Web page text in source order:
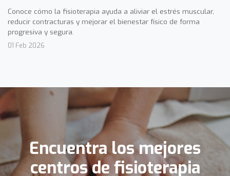
Conoce cómo la fisioterapia ayuda a aliviar el estrés muscular,
reducir contracturas y mejorar el bienestar físico de forma
progresiva y segura.
01 Feb 2026
Encuentra los mejores
centros de fisioterapia